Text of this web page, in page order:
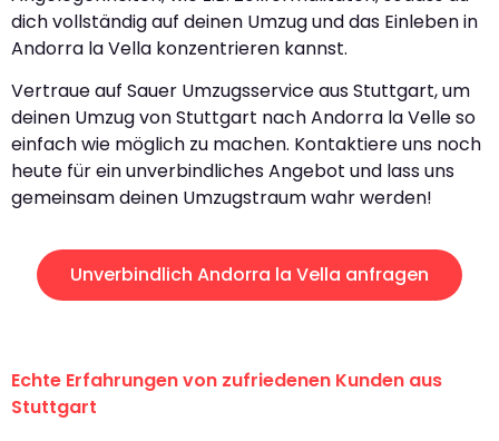
dich vollständig auf deinen Umzug und das Einleben in
Andorra la Vella konzentrieren kannst.
Vertraue auf Sauer Umzugsservice aus Stuttgart, um
deinen Umzug von Stuttgart nach Andorra la Velle so
einfach wie möglich zu machen. Kontaktiere uns noch
heute für ein unverbindliches Angebot und lass uns
gemeinsam deinen Umzugstraum wahr werden!
Unverbindlich Andorra la Vella anfragen
Echte Erfahrungen von zufriedenen Kunden aus
Stuttgart